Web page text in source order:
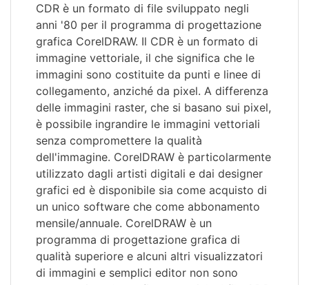
CDR è un formato di file sviluppato negli
anni '80 per il programma di progettazione
grafica CorelDRAW. Il CDR è un formato di
immagine vettoriale, il che significa che le
immagini sono costituite da punti e linee di
collegamento, anziché da pixel. A differenza
delle immagini raster, che si basano sui pixel,
è possibile ingrandire le immagini vettoriali
senza compromettere la qualità
dell'immagine. CorelDRAW è particolarmente
utilizzato dagli artisti digitali e dai designer
grafici ed è disponibile sia come acquisto di
un unico software che come abbonamento
mensile/annuale. CorelDRAW è un
programma di progettazione grafica di
qualità superiore e alcuni altri visualizzatori
di immagini e semplici editor non sono